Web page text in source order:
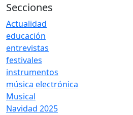
Secciones
Actualidad
educación
entrevistas
festivales
instrumentos
música electrónica
Musical
Navidad 2025